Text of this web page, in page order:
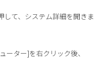
して、システム詳細を開きま
ター]を右クリック後、